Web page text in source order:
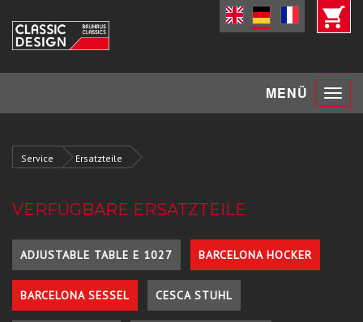
MENÜ Toggle
Service Ersatzteile
VERFÜGBARE ERSATZTEILE
ADJUSTABLE TABLE E 1027 BARCELONA HOCKER
BARCELONA SESSEL CESCA STUHL